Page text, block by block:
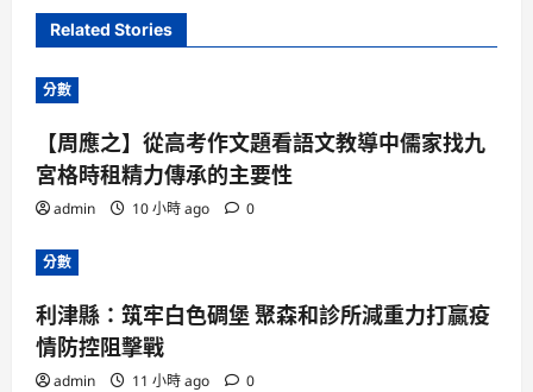
Related Stories
分數
【周應之】從高考作文題看語文教導中儒家找九
宮格時租精力傳承的主要性
admin 10 小時 ago 0
分數
利津縣：筑牢白色碉堡 聚森和診所減重力打贏疫
情防控阻擊戰
admin 11 小時 ago 0